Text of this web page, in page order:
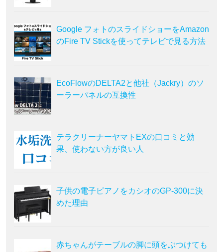
Google フォトのスライドショーをAmazon
のFire TV Stickを使ってテレビで見る方法
EcoFlowのDELTA2と他社（Jackry）のソ
ーラーパネルの互換性
テラクリーナーヤマトEXの口コミと効
果、使わない方が良い人
子供の電子ピアノをカシオのGP-300に決
めた理由
赤ちゃんがテーブルの脚に頭をぶつけても